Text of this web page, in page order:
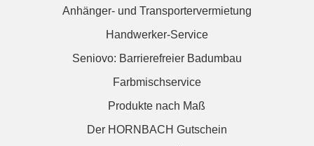
Anhänger- und Transportervermietung
Handwerker-Service
Seniovo: Barrierefreier Badumbau
Farbmischservice
Produkte nach Maß
Der HORNBACH Gutschein